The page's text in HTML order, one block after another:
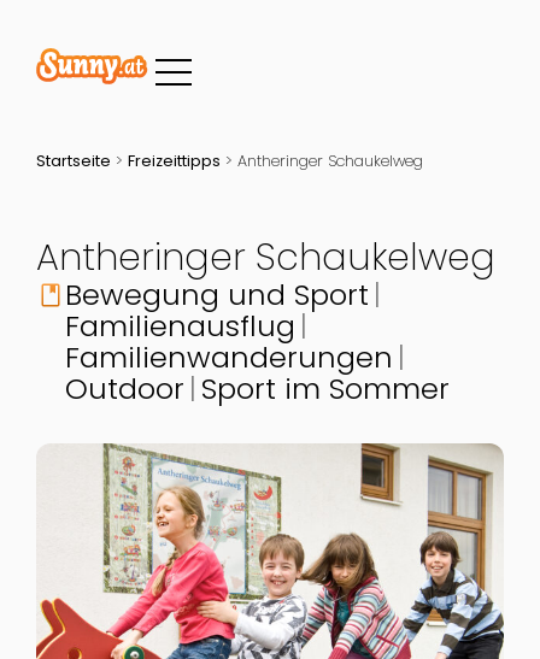
Startseite > Freizeittipps > Antheringer Schaukelweg
Antheringer Schaukelweg
book Bewegung und Sport
Familienausflug
Familienwanderungen
Outdoor Sport im Sommer